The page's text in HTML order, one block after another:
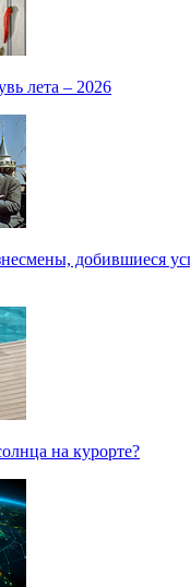
лета – 2026
добившиеся
на курорте?